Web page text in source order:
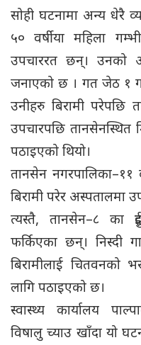
सोही घटनामा अन्य धेरै
५० वर्षीया महिला
उपचाररत छन्। उनको
जनाएको छ । गत जेठ १
उनीहरु बिरामी परेपछि
उपचारपछि तानसेनस्थित
पठाइएको थियो।
तानसेन
बिरामी परेर अस्पतालमा
त्यस्तै, तानसेन–८ का
फर्किएका छन्। निस्दी
बिरामीलाई चितवनको
लागि पठाइएको छ।
स्वास्थ्य कार्यालय
विषालु च्याउ खाँदा यो